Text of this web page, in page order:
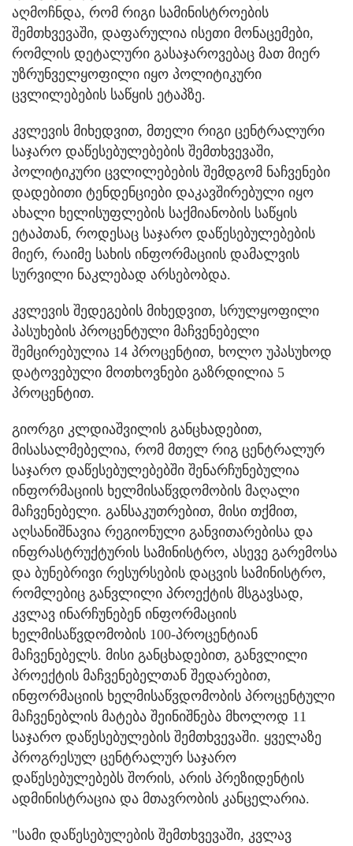
აღმოჩნდა, რომ რიგი სამინისტროების
შემთხვევაში, დაფარულია ისეთი მონაცემები,
რომლის დეტალური გასაჯაროვებაც მათ მიერ
უზრუნველყოფილი იყო პოლიტიკური
ცვლილებების საწყის ეტაპზე.
კვლევის მიხედვით, მთელი რიგი ცენტრალური
საჯარო დაწესებულებების შემთხვევაში,
პოლიტიკური ცვლილებების შემდგომ ნაჩვენები
დადებითი ტენდენციები დაკავშირებული იყო
ახალი ხელისუფლების საქმიანობის საწყის
ეტაპთან, როდესაც საჯარო დაწესებულებების
მიერ, რაიმე სახის ინფორმაციის დამალვის
სურვილი ნაკლებად არსებობდა.
კვლევის შედეგების მიხედვით, სრულყოფილი
პასუხების პროცენტული მაჩვენებელი
შემცირებულია 14 პროცენტით, ხოლო უპასუხოდ
დატოვებული მოთხოვნები გაზრდილია 5
პროცენტით.
გიორგი კლდიაშვილის განცხადებით,
მისასალმებელია, რომ მთელ რიგ ცენტრალურ
საჯარო დაწესებულებებში შენარჩუნებულია
ინფორმაციის ხელმისაწვდომობის მაღალი
მაჩვენებელი. განსაკუთრებით, მისი თქმით,
აღსანიშნავია რეგიონული განვითარებისა და
ინფრასტრუქტურის სამინისტრო, ასევე გარემოსა
და ბუნებრივი რესურსების დაცვის სამინისტრო,
რომლებიც განვლილი პროექტის მსგავსად,
კვლავ ინარჩუნებენ ინფორმაციის
ხელმისაწვდომობის 100-პროცენტიან
მაჩვენებელს. მისი განცხადებით, განვლილი
პროექტის მაჩვენებელთან შედარებით,
ინფორმაციის ხელმისაწვდომობის პროცენტული
მაჩვენებლის მატება შეინიშნება მხოლოდ 11
საჯარო დაწესებულების შემთხვევაში. ყველაზე
პროგრესულ ცენტრალურ საჯარო
დაწესებულებებს შორის, არის პრეზიდენტის
ადმინისტრაცია და მთავრობის კანცელარია.
"სამი დაწესებულების შემთხვევაში, კვლავ